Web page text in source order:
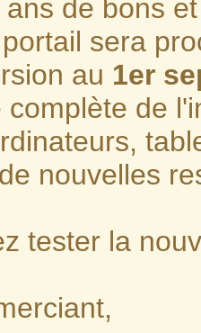
de bons
sera
au 1er
complète de
nouvelles
tester la